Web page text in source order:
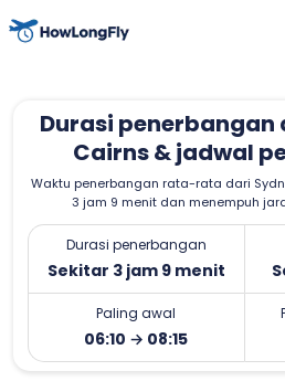
Durasi penerbangan
Cairns & jadwal
Waktu penerbangan rata-rata dari
3 jam 9 menit dan menempuh
Durasi penerbangan
Sekitar 3 jam 9 menit
Paling awal
06:10 → 08:15